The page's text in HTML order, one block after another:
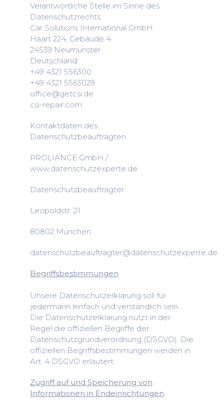
Verantwortliche Stelle im Sinne des
Datenschutzrechts
Car Solutions International GmbH
Haart 224, Gebäude 4
24539 Neumünster
Deutschland
+49 4321 556300
+49 4321 5563029
office@getcsi.de
csi-repair.com
Kontaktdaten des
Datenschutzbeauftragten
PROLIANCE GmbH /
www.datenschutzexperte.de
Datenschutzbeauftragter
Leopoldstr. 21
80802 München
datenschutzbeauftragter@datenschutzexperte.de
Begriffsbestimmungen
Unsere Datenschutzerklärung soll für
jedermann einfach und verständlich sein.
Die Datenschutzerklärung nutzt in der
Regel die offiziellen Begriffe der
Datenschutzgrundverordnung (DSGVO). Die
offiziellen Begriffsbestimmungen werden in
Art. 4 DSGVO erläutert.
Zugriff auf und Speicherung von
Informationen in Endeinrichtungen